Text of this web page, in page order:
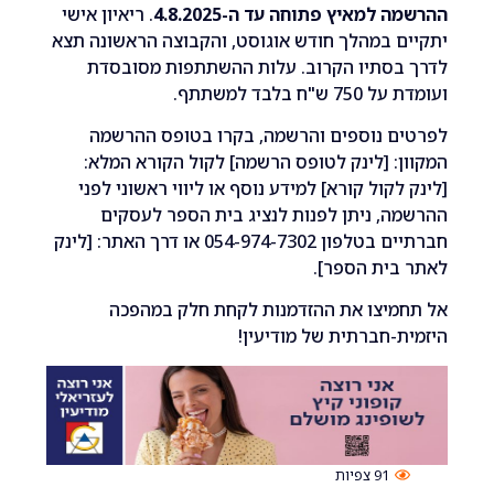
למאיץ פתוחה עד ה-4.8.2025
. ריאיון אישי
במהלך חודש אוגוסט, והקבוצה הראשונה תצא
הקרוב. עלות ההשתתפות מסובסדת
נוספים והרשמה, בקרו בטופס ההרשמה
[לינק לטופס הרשמה] לקול הקורא המלא:
קורא] למידע נוסף או ליווי ראשוני לפני
ניתן לפנות לנציג בית הספר לעסקים
חברתיים בטלפון 054-974-7302 או דרך האתר: [לינק
הספר].
את ההזדמנות לקחת חלק במהפכה
חברתית של מודיעין!